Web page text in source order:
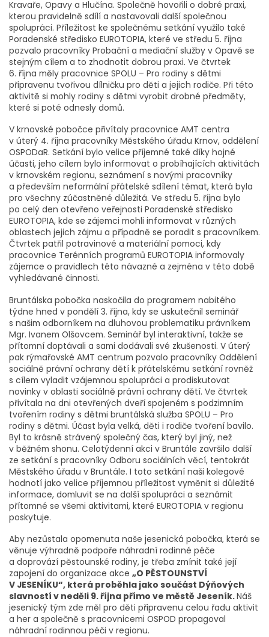
Kravaře, Opavy a Hlučína. Společně hovořili o dobré praxi,
kterou pravidelně sdílí a nastavovali další společnou
spolupráci. Příležitost ke společnému setkání využilo také
Poradenské středisko EUROTOPIA, které ve středu 5. října
pozvalo pracovníky Probační a mediační služby v Opavě se
stejným cílem a to zhodnotit dobrou praxi. Ve čtvrtek
6. října měly pracovnice SPOLU – Pro rodiny s dětmi
připravenu tvořivou dílničku pro děti a jejich rodiče. Při této
aktivitě si mohly rodiny s dětmi vyrobit drobné předměty,
které si poté odnesly domů.
V krnovské pobočce přivítaly pracovnice AMT centra
v úterý 4. října pracovníky Městského úřadu Krnov, oddělení
OSPODaR. Setkání bylo velice příjemné také díky hojné
účasti, jeho cílem bylo informovat o probíhajících aktivitách
v krnovském regionu, seznámení s novými pracovníky
a především neformální přátelské sdílení témat, která byla
pro všechny zúčastněné důležitá. Ve středu 5. října bylo
po celý den otevřeno veřejnosti Poradenské středisko
EUROTOPIA, kde se zájemci mohli informovat v různých
oblastech jejich zájmu a případně se poradit s pracovníkem.
Čtvrtek patřil potravinové a materiální pomoci, kdy
pracovnice Terénních programů EUROTOPIA informovaly
zájemce o pravidlech této návazné a zejména v této době
vyhledávané činnosti.
Bruntálska pobočka naskočila do programem nabitého
týdne hned v pondělí 3. října, kdy se uskutečnil seminář
s našim odborníkem na dluhovou problematiku právníkem
Mgr. Ivanem Olšovcem. Seminář byl interaktivní, takže se
přítomní doptávali a sami dodávali své zkušenosti. V úterý
pak rýmařovské AMT centrum pozvalo pracovníky Oddělení
sociálně právní ochrany dětí k přátelskému setkání rovněž
s cílem vyladit vzájemnou spolupráci a prodiskutovat
novinky v oblasti sociálně právní ochrany dětí. Ve čtvrtek
přivítala na dni otevřených dveří spojeném s podzimním
tvořením rodiny s dětmi bruntálská služba SPOLU – Pro
rodiny s dětmi. Účast byla velká, děti i rodiče tvoření bavilo.
Byl to krásně strávený společný čas, který byl jiný, než
v běžném shonu. Celotýdenní akci v Bruntále završilo další
ze setkání s pracovníky Odboru sociálních věcí, tentokrát
Městského úřadu v Bruntále. I toto setkání naši kolegové
hodnotí jako velice příjemnou příležitost vyměnit si důležité
informace, domluvit se na další spolupráci a seznámit
přítomné se všemi aktivitami, které EUROTOPIA v regionu
poskytuje.
Aby nezůstala opomenuta naše jesenická pobočka, která se
věnuje výhradně podpoře náhradní rodinné péče
a doprovází pěstounské rodiny, je třeba zmínit také její
zapojení do organizace akce „O PĚSTOUNSTVÍ
V JESENÍKU“, která proběhla jako součást Dýňových
slavností v neděli 9. října přímo ve městě Jeseník.Náš
jesenický tým zde měl pro děti připravenu celou řadu aktivit
a her a společně s pracovnicemi OSPOD propagoval
náhradní rodinnou péči v regionu.